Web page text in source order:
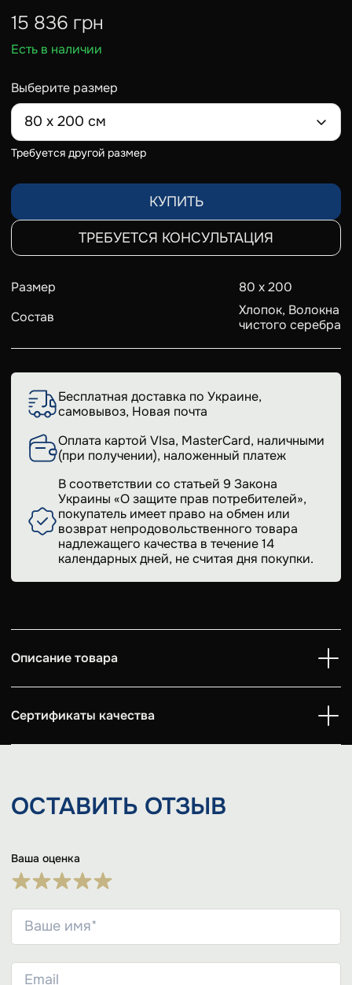
15 836 грн
Есть в наличии
Выберите размер
80 х 200 см
Требуется другой размер
КУПИТЬ
ТРЕБУЕТСЯ КОНСУЛЬТАЦИЯ
Размер
80 х 200
Состав
Хлопок, Волокна
чистого серебра
Бесплатная доставка по Украине,
самовывоз, Новая почта
Оплата картой VIsa, MasterCard, наличными
(при получении), наложенный платеж
В соответствии со статьей 9 Закона
Украины «О защите прав потребителей»,
покупатель имеет право на обмен или
возврат непродовольственного товара
надлежащего качества в течение 14
календарных дней, не считая дня покупки.
Описание товара
Сертификаты качества
ОСТАВИТЬ ОТЗЫВ
Ваша оценка